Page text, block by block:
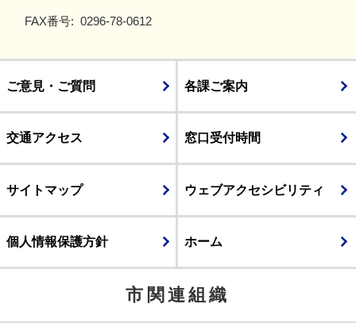
FAX番号: 0296-78-0612
ご意見・ご質問 各課ご案内
交通アクセス 窓口受付時間
サイトマップ ウェブアクセシビリティ
個人情報保護方針 ホーム
市関連組織